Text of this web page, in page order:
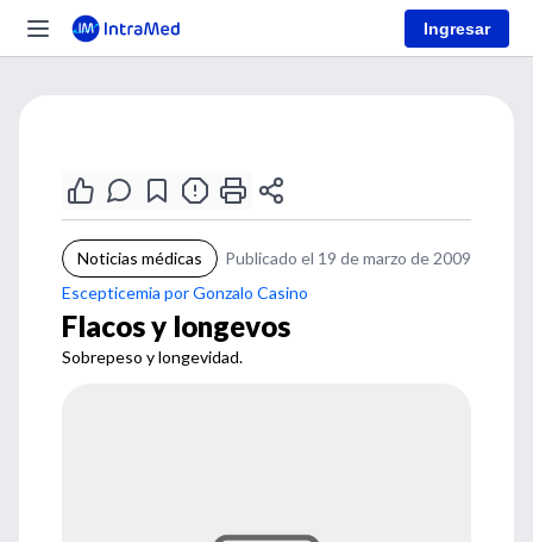
Ingresar
Noticias médicas
Publicado el 19 de marzo de 2009
Escepticemia por Gonzalo Casino
Flacos y longevos
Sobrepeso y longevidad.